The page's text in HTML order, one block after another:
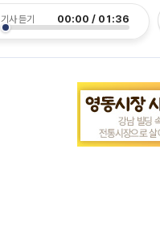
기사 듣기 00:00 / 01:36